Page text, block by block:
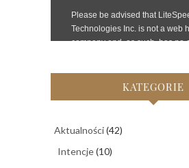
KATEGORIE
Aktualności(42)
Intencje(10)